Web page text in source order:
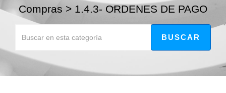
Compras > 1.4.3- ORDENES DE PAGO